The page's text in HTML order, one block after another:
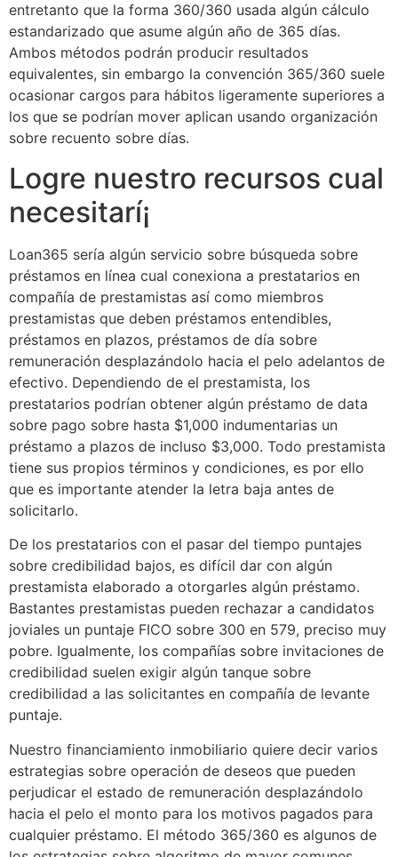
entretanto que la forma 360/360 usada algún cálculo
estandarizado que asume algún año de 365 días.
Ambos métodos podrán producir resultados
equivalentes, sin embargo la convención 365/360 suele
ocasionar cargos para hábitos ligeramente superiores a
los que se podrí­an mover aplican usando organización
sobre recuento sobre días.
Logre nuestro recursos cual
necesitarí¡
Loan365 serí­a algún servicio sobre búsqueda sobre
préstamos en línea cual conexiona a prestatarios en
compañía de prestamistas así­ como miembros
prestamistas que deben préstamos entendibles,
préstamos en plazos, préstamos de día sobre
remuneración desplazándolo hacia el pelo adelantos de
efectivo. Dependiendo de el prestamista, los
prestatarios podrían obtener algún préstamo de data
sobre pago sobre hasta $1,000 indumentarias un
préstamo a plazos de incluso $3,000. Todo prestamista
tiene sus propios términos y condiciones, es por ello
que es importante atender la letra baja antes de
solicitarlo.
De los prestatarios con el pasar del tiempo puntajes
sobre credibilidad bajos, es difícil dar con algún
prestamista elaborado a otorgarles algún préstamo.
Bastantes prestamistas pueden rechazar a candidatos
joviales un puntaje FICO sobre 300 en 579, preciso muy
pobre. Igualmente, los compañías sobre invitaciones de
credibilidad suelen exigir algún tanque sobre
credibilidad a las solicitantes en compañía de levante
puntaje.
Nuestro financiamiento inmobiliario quiere decir varios
estrategias sobre operación de deseos que pueden
perjudicar el estado de remuneración desplazándolo
hacia el pelo el monto para los motivos pagados para
cualquier préstamo. El método 365/360 es algunos de